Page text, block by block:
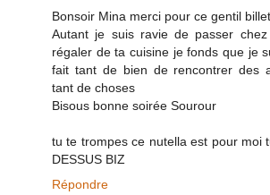
Bonsoir Mina merci pour ce gentil
Autant je suis ravie de passer
régaler de ta cuisine je fonds que je
fait tant de bien de rencontrer des
tant de choses
Bisous bonne soirée Sourour
tu te trompes ce nutella est pour moi
DESSUS BIZ
Répondre